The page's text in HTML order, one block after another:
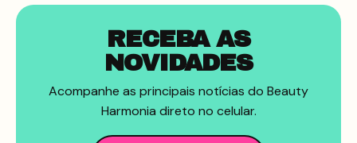
RECEBA AS
NOVIDADES
Acompanhe as principais notícias do Beauty
Harmonia direto no celular.